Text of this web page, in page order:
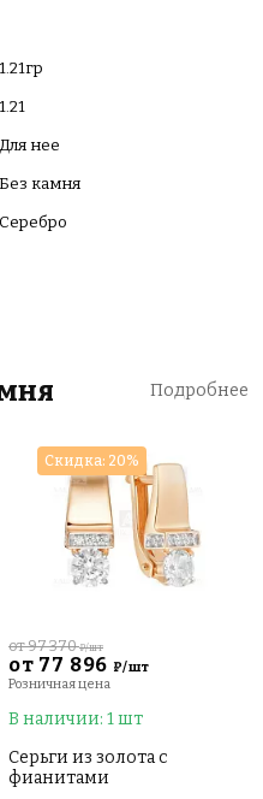
1.21гр
1.21
Для нее
Без камня
Серебро
Подробнее
от 77 896 ₽/шт
от 97 370₽/шт
Розничная цена
В наличии: 1 шт
Серьги из золота с
фианитами
Скидка: 20%